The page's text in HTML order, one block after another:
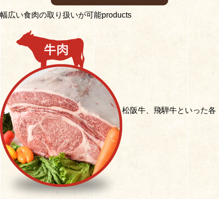
幅広い食肉の取り扱いが可能products
松阪牛、飛騨牛といった各